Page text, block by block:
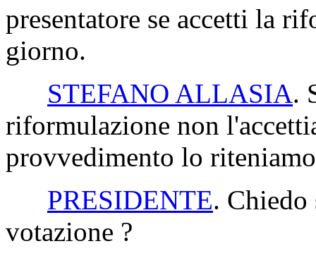
presentatore se accetti la
giorno.
STEFANO ALLASIA.
riformulazione non
provvedimento lo
PRESIDENTE.
votazione ?